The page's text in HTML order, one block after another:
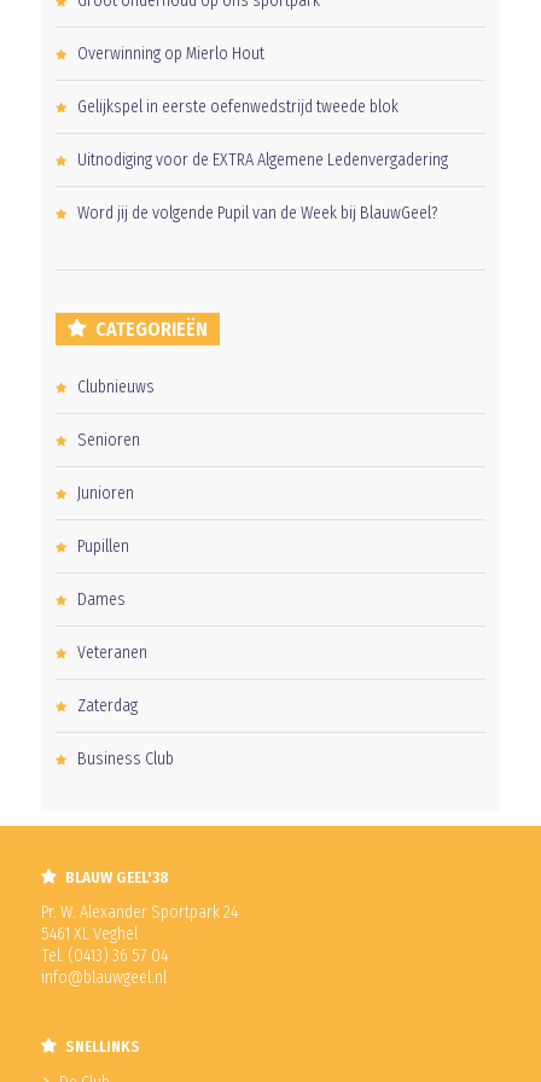
Overwinning op Mierlo Hout
Gelijkspel in eerste oefenwedstrijd tweede blok
Uitnodiging voor de EXTRA Algemene Ledenvergadering
Word jij de volgende Pupil van de Week bij BlauwGeel?
CATEGORIEËN
Clubnieuws
Senioren
Junioren
Pupillen
Dames
Veteranen
Zaterdag
Business Club
BLAUW GEEL'38
Pr. W. Alexander Sportpark 24
5461 XL Veghel
Tel. (0413) 36 57 04
info@blauwgeel.nl
SNELLINKS